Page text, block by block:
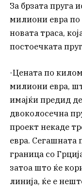
За брзата пруга
милиони евра по
новата траса,
постоечката
-Цената по
милиони евра,
имајќи предид
двоколосечна
проект некаде
евра. Сегашната
граница со
затоа што ќе
линија, ќе е